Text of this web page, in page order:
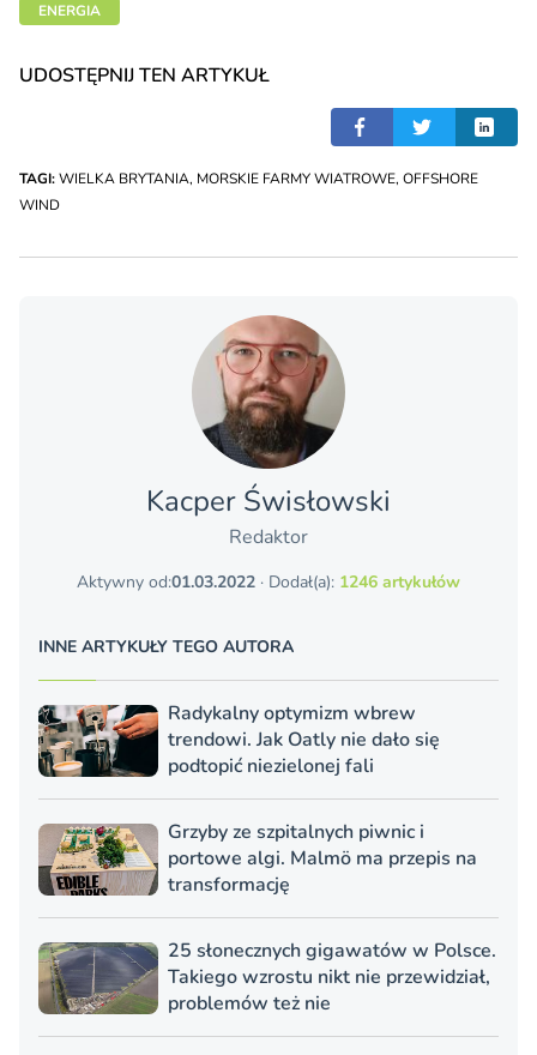
ENERGIA
UDOSTĘPNIJ TEN ARTYKUŁ
TAGI:WIELKA BRYTANIA, MORSKIE FARMY WIATROWE, OFFSHORE
WIND
Kacper Świsło­wski
Redaktor
Aktywny od:01.03.2022 · Dodał(a): 1246 artykułów
INNE ARTYKUŁY TEGO AUTORA
Radykalny optymizm wbrew
trendowi. Jak Oatly nie dało się
podtopić niezielonej fali
Grzyby ze szpitalnych piwnic i
portowe algi. Malmö ma przepis na
transformację
25 słonecznych gigawatów w Polsce.
Takiego wzrostu nikt nie przewidział,
problemów też nie